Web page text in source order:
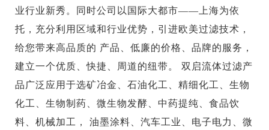
业行业新秀。同时公司以国际大都市——上海为依
托，充分利用区域和行业优势，引进欧美过滤技术，
给您带来高品质的 产品、低廉的价格、品牌的服务，
建立一个优质、快捷、周道的纽带。 双启流体过滤产
品广泛应用于选矿冶金、石油化工、精细化工、生物
化工、生物制药、微生物发酵、中药提纯、食品饮
料、机械加工， 油墨涂料、汽车工业、电子电力、微